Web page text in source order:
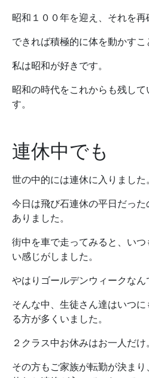
昭和１００年を迎え、それを再
できれば積極的に体を動かすこ
私は昭和が好きです。
昭和の時代をこれからも残し
す。
連休中でも
世の中的には連休に入りました。
今日は飛び石連休の平日だっ
ありました。
街中を車で走ってみると、い
い感じがしました。
やはりゴールデンウィークなん
そんな中、生徒さん達はいつ
る方が多くいました。
２クラス中お休みはお一人だけ。
その方もご家族が転勤が決ま